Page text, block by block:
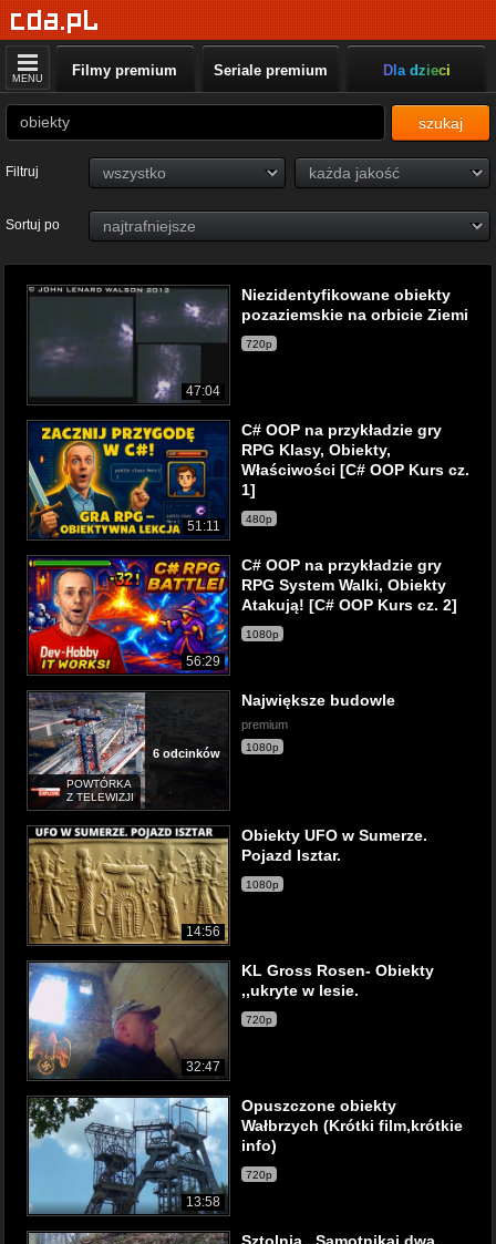
MENU Filmy premium Seriale premium Dla dzieci
szukaj
Filtruj
Sortuj po
47:04
Niezidentyfikowane obiekty
pozaziemskie na orbicie Ziemi
720p
51:11
C# OOP na przykładzie gry
RPG Klasy, Obiekty,
Właściwości [C# OOP Kurs cz.
1]
480p
56:29
C# OOP na przykładzie gry
RPG System Walki, Obiekty
Atakują! [C# OOP Kurs cz. 2]
1080p
6 odcinków
POWTÓRKA
Z TELEWIZJI
Największe budowle
premium
1080p
14:56
Obiekty UFO w Sumerze.
Pojazd Isztar.
1080p
32:47
KL Gross Rosen- Obiekty
,,ukryte w lesie.
720p
13:58
Opuszczone obiekty
Wałbrzych (Krótki film,krótkie
info)
720p